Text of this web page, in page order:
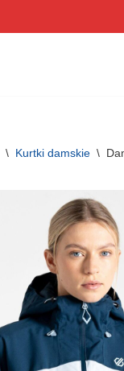
\ Kurtki damskie \